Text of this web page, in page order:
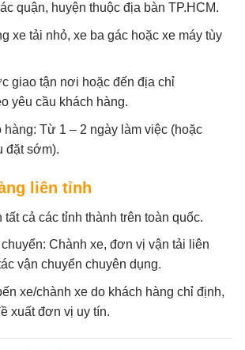
quận, huyện thuộc địa bàn TP.HCM.
xe tải nhỏ, xe ba gác hoặc xe máy tùy
giao tận nơi hoặc đến địa chỉ
yêu cầu khách hàng.
hàng: Từ 1 – 2 ngày làm việc (hoặc
đặt sớm).
liên tỉnh
tất cả các tỉnh thành trên toàn quốc.
Chành xe, đơn vị vận tải liên
vận chuyển chuyên dụng.
xe/chành xe do khách hàng chỉ định,
xuất đơn vị uy tín.